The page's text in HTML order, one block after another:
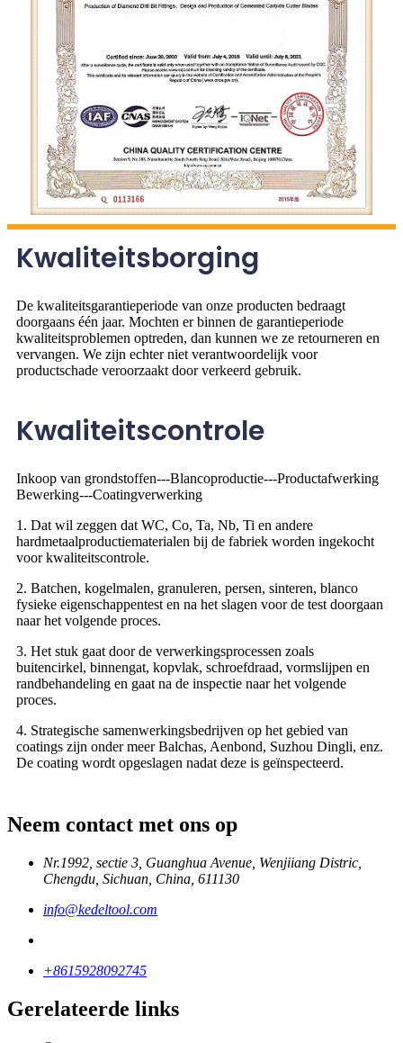
Kwaliteitsborging
De kwaliteitsgarantieperiode van onze producten bedraagt ​​
doorgaans één jaar. Mochten er binnen de garantieperiode
kwaliteitsproblemen optreden, dan kunnen we ze retourneren en
vervangen. We zijn echter niet verantwoordelijk voor
productschade veroorzaakt door verkeerd gebruik.
Kwaliteitscontrole
Inkoop van grondstoffen---Blancoproductie---Productafwerking
Bewerking---Coatingverwerking
1. Dat wil zeggen dat WC, Co, Ta, Nb, Ti en andere
hardmetaalproductiematerialen bij de fabriek worden ingekocht
voor kwaliteitscontrole.
2. Batchen, kogelmalen, granuleren, persen, sinteren, blanco
fysieke eigenschappentest en na het slagen voor de test doorgaan
naar het volgende proces.
3. Het stuk gaat door de verwerkingsprocessen zoals
buitencirkel, binnengat, kopvlak, schroefdraad, vormslijpen en
randbehandeling en gaat na de inspectie naar het volgende
proces.
4. Strategische samenwerkingsbedrijven op het gebied van
coatings zijn onder meer Balchas, Aenbond, Suzhou Dingli, enz.
De coating wordt opgeslagen nadat deze is geïnspecteerd.
Neem contact met ons op
Nr.1992, sectie 3, Guanghua Avenue, Wenjiiang Distric,
Chengdu, Sichuan, China, 611130
info@kedeltool.com
+8615928092745
Gerelateerde links